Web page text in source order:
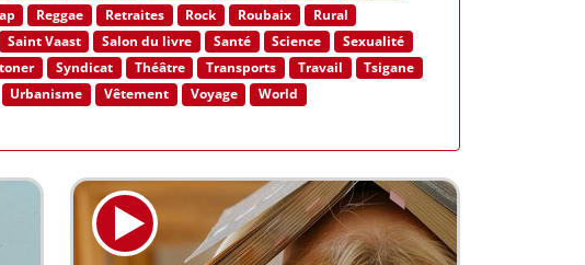
Reggae Retraites Rock Roubaix
Rural
Saint Vaast Salon du livre Santé Science
Sexualité
Syndicat Théâtre Transports Travail
Tsigane
Urbanisme Vêtement Voyage World